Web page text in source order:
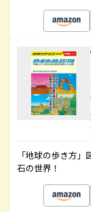
「地球の歩き方
石の世界！